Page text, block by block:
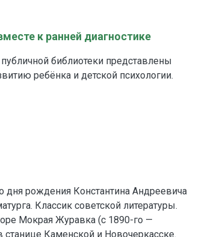
к ранней диагностике
библиотеки представлены
ребёнка и детской психологии.
дня рождения Константина Андреевича
Классик советской литературы.
Мокрая Журавка (с 1890-го —
Каменской и Новочеркасске.